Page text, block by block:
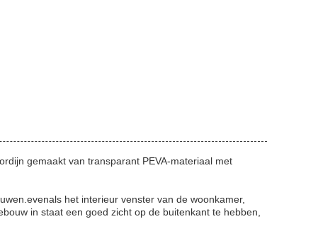
gemaakt van transparant PEVA-materiaal met
het interieur venster van de woonkamer,
in staat een goed zicht op de buitenkant te hebben,